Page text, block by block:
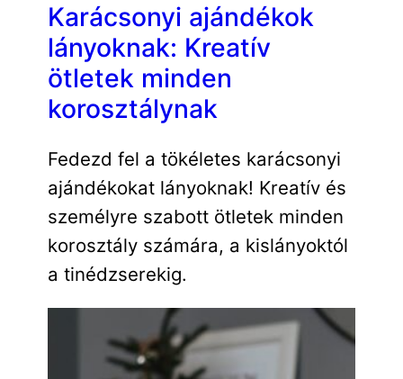
Karácsonyi ajándékok
lányoknak: Kreatív
ötletek minden
korosztálynak
Fedezd fel a tökéletes karácsonyi
ajándékokat lányoknak! Kreatív és
személyre szabott ötletek minden
korosztály számára, a kislányoktól
a tinédzserekig.